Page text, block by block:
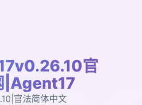
官
|Agent17
官法简体中文